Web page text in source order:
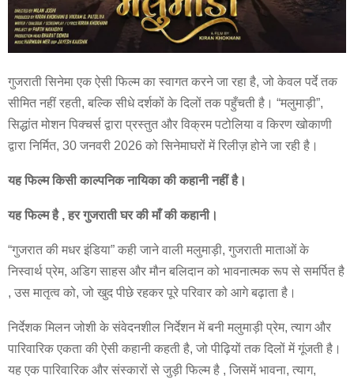
गुजराती सिनेमा एक ऐसी फिल्म का स्वागत करने जा रहा है, जो केवल पर्दे तक
सीमित नहीं रहती, बल्कि सीधे दर्शकों के दिलों तक पहुँचती है। “मलुमाड़ी”,
सिद्धांत मोशन पिक्चर्स द्वारा प्रस्तुत और विक्रम पटोलिया व किरण खोकाणी
द्वारा निर्मित, 30 जनवरी 2026 को सिनेमाघरों में रिलीज़ होने जा रही है।
यह फिल्म किसी काल्पनिक नायिका की कहानी नहीं है।
यह फिल्म है , हर गुजराती घर की माँ की कहानी।
“गुजरात की मधर इंडिया” कही जाने वाली मलुमाड़ी, गुजराती माताओं के
निस्वार्थ प्रेम, अडिग साहस और मौन बलिदान को भावनात्मक रूप से समर्पित है
, उस मातृत्व को, जो खुद पीछे रहकर पूरे परिवार को आगे बढ़ाता है।
निर्देशक मिलन जोशी के संवेदनशील निर्देशन में बनी मलुमाड़ी प्रेम, त्याग और
पारिवारिक एकता की ऐसी कहानी कहती है, जो पीढ़ियों तक दिलों में गूंजती है।
यह एक पारिवारिक और संस्कारों से जुड़ी फिल्म है , जिसमें भावना, त्याग,